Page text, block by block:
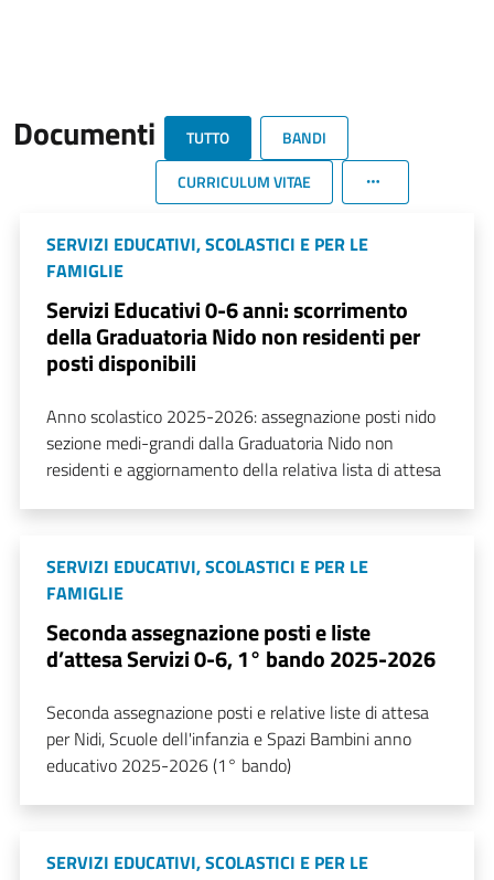
Documenti TUTTO
BANDI
CURRICULUM VITAE
SERVIZI EDUCATIVI, SCOLASTICI E PER LE
FAMIGLIE
Servizi Educativi 0-6 anni: scorrimento
della Graduatoria Nido non residenti per
posti disponibili
Anno scolastico 2025-2026: assegnazione posti nido
sezione medi-grandi dalla Graduatoria Nido non
residenti e aggiornamento della relativa lista di attesa
SERVIZI EDUCATIVI, SCOLASTICI E PER LE
FAMIGLIE
Seconda assegnazione posti e liste
d’attesa Servizi 0-6, 1° bando 2025-2026
Seconda assegnazione posti e relative liste di attesa
per Nidi, Scuole dell'infanzia e Spazi Bambini anno
educativo 2025-2026 (1° bando)
SERVIZI EDUCATIVI, SCOLASTICI E PER LE